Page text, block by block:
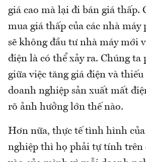
giá cao mà lại đi bán giá thấp.
mua giá thấp của các nhà
sẽ không đầu tư nhà máy mới
điện là có thể xảy ra. Chúng ta
giữa việc tăng giá điện và
doanh nghiệp sản xuất mất
rõ ảnh hưởng lớn thế nào.
Hơn nữa, thực tế tình hình
nghiệp thì họ phải tự tính trên